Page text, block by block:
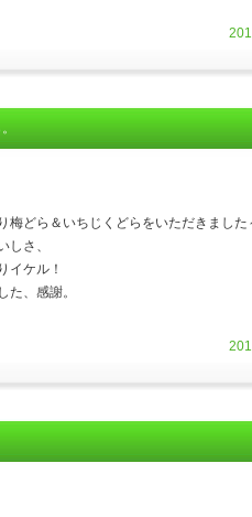
梅どら＆いちじくどらをいただきました
しさ、
イケル！
た、感謝。